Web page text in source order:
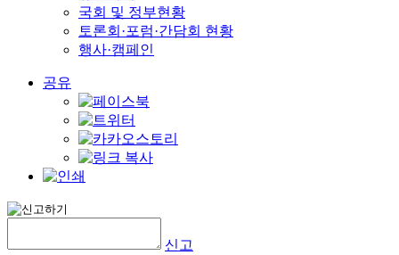
국회 및 정부현황
토론회·포럼·간담회 현황
행사·캠페인
공유
신고